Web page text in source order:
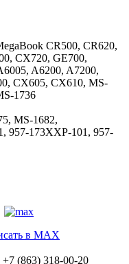
CR500, CR620,
CX720, GE700,
A6200, A7200,
CX605, CX610, MS-
1736
MS-1682,
957-173XXP-101, 957-
в MAX
+7 (863) 318-00-20